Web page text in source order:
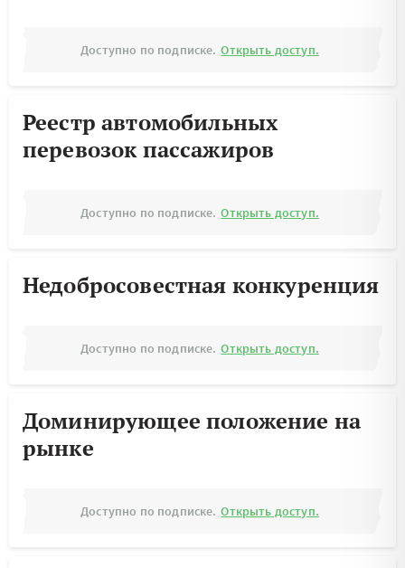
Доступно по подписке. Открыть доступ.
Реестр автомобильных
перевозок пассажиров
Доступно по подписке. Открыть доступ.
Недобросовестная конкуренция
Доступно по подписке. Открыть доступ.
Доминирующее положение на
рынке
Доступно по подписке. Открыть доступ.